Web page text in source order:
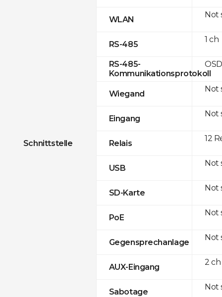
Schnittstelle
WLAN
RS-485
RS-485-
Kommunikationsprotokoll
Wiegand
Eingang
Relais
USB
SD-Karte
PoE
Gegensprechanlage
AUX-Eingang
Sabotage
Not
1 ch
Not
Not
12
Not
Not
Not
Not
2
Not